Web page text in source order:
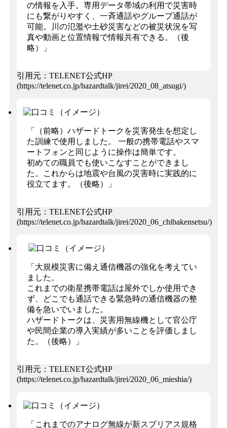
の情報を入手。専用データ帯域の利用で災害時
にも繋がりやすく、一斉通話やグループ通話が
可能。川の氾濫や土砂災害などの被災状況を写
真や動画と位置情報で情報共有できる。（後
略）」
引用元：TELENET公式HP
(https://telenet.co.jp/hazardtalk/jirei/2020_08_atsugi/)
「（前略）ハザードトークを災害発生を想定し
た訓練で使用しました。 一般の携帯電話やスマ
ートフォンと同じように操作は簡単です。
初めての職員でも使いこなすことができまし
た。これからは地震や台風の災害時に実践的に
役立てます。（後略）」
引用元：TELENET公式HP
(https://telenet.co.jp/hazardtalk/jirei/2020_06_chibakensetsu/)
「大規模災害に備え通信機器の強化を考えてい
ました。
これまでの衛星携帯電話は屋外でしか使用でき
ず、どこでも通話できる緊急時の通信機器の整
備を急いでいました。
ハザードトークは、災害用無線機として官公庁
や民間企業の導入実績が多いことを評価しまし
た。（後略）」
引用元：TELENET公式HP
(https://telenet.co.jp/hazardtalk/jirei/2020_06_mieshia/)
「これまでのアナログ無線が新スプリアス規格